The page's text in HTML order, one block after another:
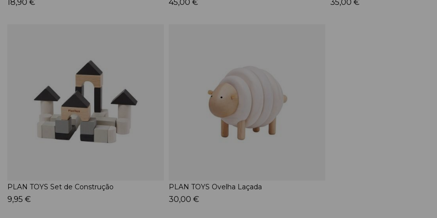
18,90 € 45,00 € 35,00 €
PLAN TOYS Set de Construção
9,95 €
PLAN TOYS Ovelha Laçada
30,00 €